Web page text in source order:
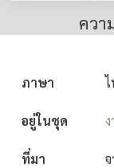
ควา
ภาษา
อยู่ในชุด
ที่มา